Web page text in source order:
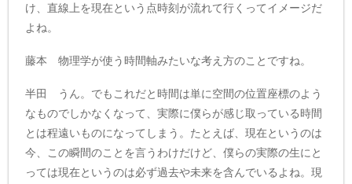
け、直線上を現在という点時刻が流れて行くってイメージだ
よね。
藤本 物理学が使う時間軸みたいな考え方のことですね。
半田 うん。でもこれだと時間は単に空間の位置座標のよう
なものでしかなくなって、実際に僕らが感じ取っている時間
とは程遠いものになってしまう。たとえば、現在というのは
今、この瞬間のことを言うわけだけど、僕らの実際の生にと
っては現在というのは必ず過去や未来を含んでいるよね。現